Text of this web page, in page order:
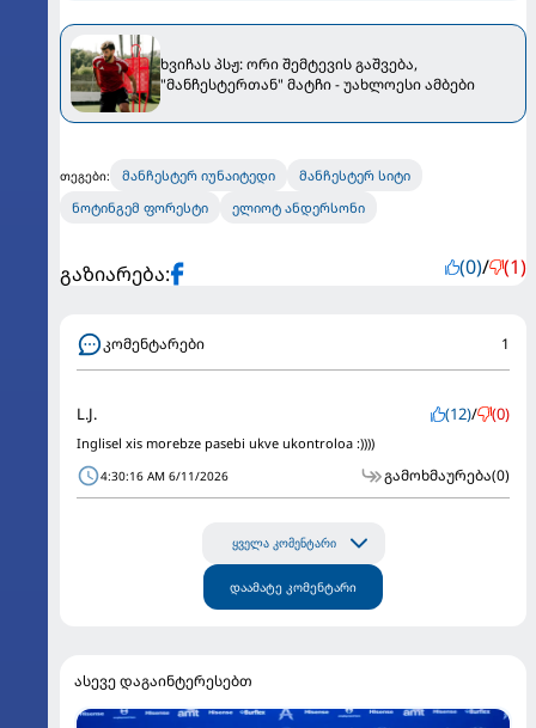
ხვიჩას პსჟ: ორი შემტევის გაშვება,
"მანჩესტერთან" მატჩი - უახლოესი ამბები
თეგები: მანჩესტერ იუნაიტედი
მანჩესტერ სიტი
ნოტინგემ ფორესტი
ელიოტ ანდერსონი
გაზიარება: (0)/ (1)
კომენტარები 1
L.J. (12)/ (0)
Inglisel xis morebze pasebi ukve ukontroloa :))))
4:30:16 AM 6/11/2026 გამოხმაურება(0)
ყველა კომენტარი
დაამატე კომენტარი
ასევე დაგაინტერესებთ